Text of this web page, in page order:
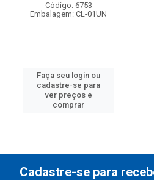
Código: 6753
Embalagem: CL-01UN
Faça seu login ou
cadastre-se para
ver preços e
comprar
Cadastre-se para